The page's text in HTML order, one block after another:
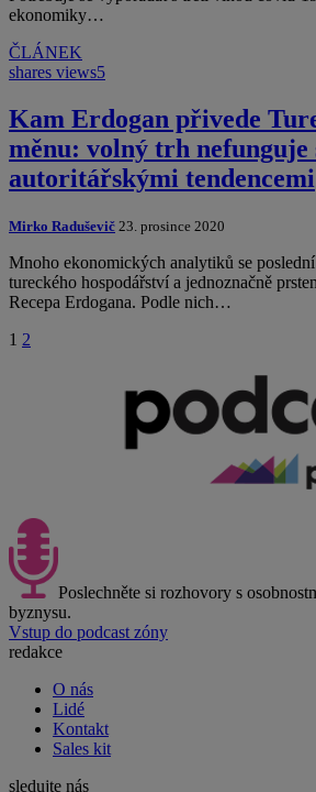
ekonomiky…
ČLÁNEK
shares views5
Kam Erdogan přivede
měnu: volný trh nefunguje
autoritářskými tendencemi
Mirko Raduševič 23. prosince 2020
Mnoho ekonomických analytiků se
tureckého hospodářství a jednoznačně
Recepa Erdogana. Podle nich…
1 2
Poslechněte si rozhovory s
byznysu.
Vstup do podcast zóny
redakce
O nás
Lidé
Kontakt
Sales kit
sledujte nás